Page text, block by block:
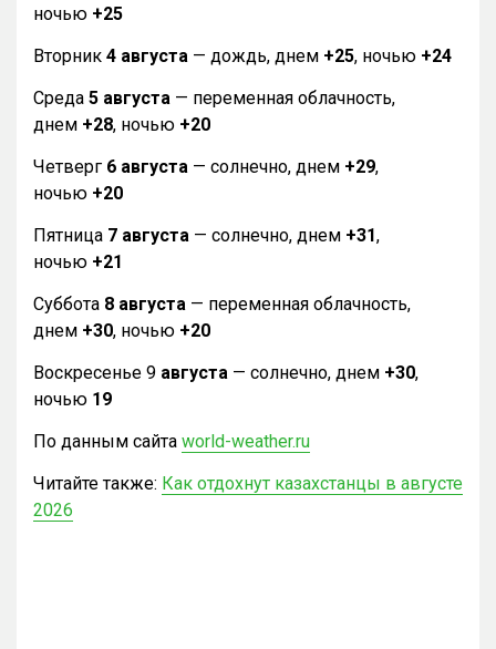
ночью +25
Вторник 4 августа — дождь, днем +25, ночью +24
Среда 5 августа — переменная облачность,
днем +28, ночью +20
Четверг 6 августа — солнечно, днем +29,
ночью +20
Пятница 7 августа — солнечно, днем +31,
ночью +21
Суббота 8 августа — переменная облачность,
днем +30, ночью +20
Воскресенье 9 августа — солнечно, днем +30,
ночью 19
По данным сайта world-weather.ru
Читайте также: Как отдохнут казахстанцы в августе
2026